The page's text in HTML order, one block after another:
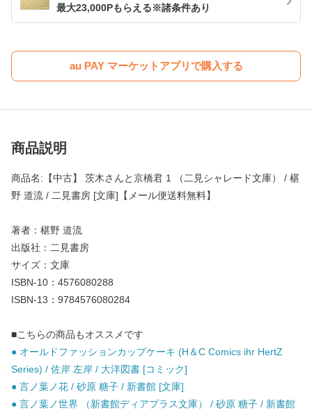
最大23,000Pもらえる※諸条件あり
au PAY マーケットアプリで購入する
商品説明
商品名:【中古】 茨木さんと京橋君 1 （二見シャレード文庫） / 椹
野 道流 / 二見書房 [文庫]【メール便送料無料】
著者：椹野 道流
出版社：二見書房
サイズ：文庫
ISBN-10：4576080288
ISBN-13：9784576080284
■こちらの商品もオススメです
● オールドファッションカップケーキ (H＆C Comics ihr HertZ
Series) / 佐岸 左岸 / 大洋図書 [コミック]
● 言ノ葉ノ花 / 砂原 糖子 / 新書館 [文庫]
● 言ノ葉ノ世界 （新書館ディアプラス文庫） / 砂原 糖子 / 新書館